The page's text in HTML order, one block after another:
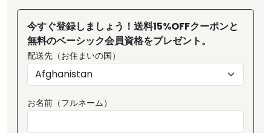
今すぐ登録しましょう！送料15%OFFクーポンと
無料のベーシック会員資格をプレゼント。
配送先（お住まいの国）
お名前（フルネーム）